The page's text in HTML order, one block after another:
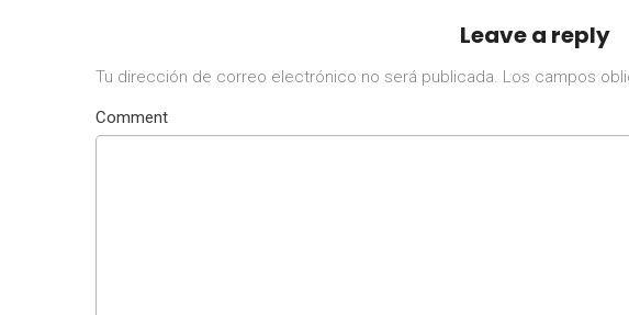
Leave a reply
Tu dirección de correo electrónico no será publicada. Los campos
Comment